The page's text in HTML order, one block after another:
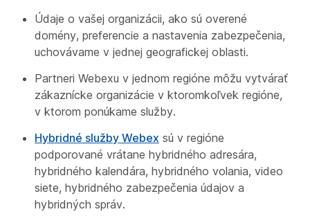
Údaje o vašej organizácii, ako sú overené
domény, preferencie a nastavenia zabezpečenia,
uchovávame v jednej geografickej oblasti.
Partneri Webexu v jednom regióne môžu vytvárať
zákaznícke organizácie v ktoromkoľvek regióne,
v ktorom ponúkame služby.
Hybridné služby Webex sú v regióne
podporované vrátane hybridného adresára,
hybridného kalendára, hybridného volania, video
siete, hybridného zabezpečenia údajov a
hybridných správ.